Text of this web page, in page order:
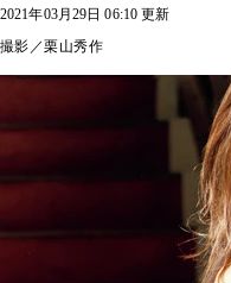
2021年03月29日 06:10 更新
撮影／栗山秀作